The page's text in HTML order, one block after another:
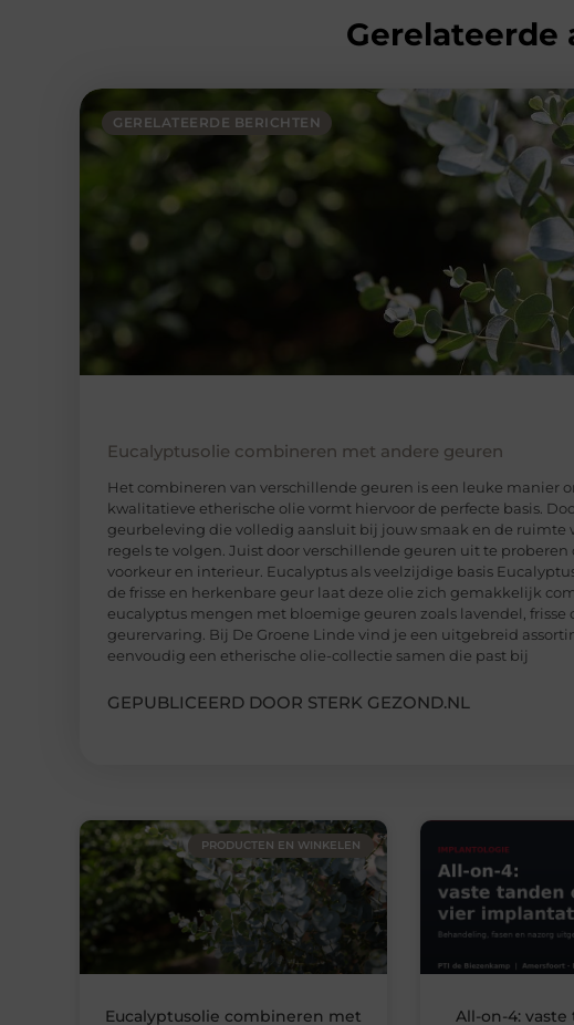
Gerelateerde
GERELATEERDE BERICHTEN
Eucalyptusolie combineren met andere geuren
Het combineren van verschillende geuren is een leuke manier
kwalitatieve etherische olie vormt hiervoor de perfecte basis.
geurbeleving die volledig aansluit bij jouw smaak en de ruimte
regels te volgen. Juist door verschillende geuren uit te
voorkeur en interieur. Eucalyptus als veelzijdige basis
de frisse en herkenbare geur laat deze olie zich gemakkelijk
eucalyptus mengen met bloemige geuren zoals lavendel,
geurervaring. Bij De Groene Linde vind je een uitgebreid
eenvoudig een etherische olie-collectie samen die past bij
GEPUBLICEERD DOOR STERK GEZOND.NL
PRODUCTEN EN WINKELEN
Eucalyptusolie combineren met
All-on-4: